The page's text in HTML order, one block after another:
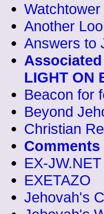
Another
Answers to
LIGHT ON
Beacon for
Beyond
Christian
EX-
EXETAZO
Jehovah's